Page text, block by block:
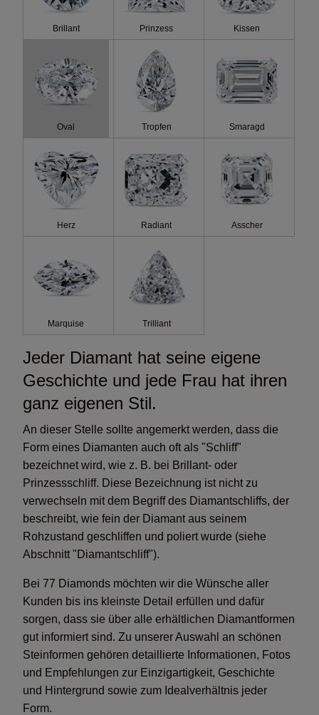
Kosten
Brillant Prinzess Kissen
Oval Tropfen Smaragd
Herz Radiant Asscher
Marquise Trilliant
Jeder Diamant hat seine eigene
Geschichte und jede Frau hat ihren
ganz eigenen Stil.
An dieser Stelle sollte angemerkt werden, dass die
Form eines Diamanten auch oft als "Schliff"
bezeichnet wird, wie z. B. bei Brillant- oder
Prinzessschliff. Diese Bezeichnung ist nicht zu
verwechseln mit dem Begriff des Diamantschliffs, der
beschreibt, wie fein der Diamant aus seinem
Rohzustand geschliffen und poliert wurde (siehe
Abschnitt "Diamantschliff").
Bei 77 Diamonds möchten wir die Wünsche aller
Kunden bis ins kleinste Detail erfüllen und dafür
sorgen, dass sie über alle erhältlichen Diamantformen
gut informiert sind. Zu unserer Auswahl an schönen
Steinformen gehören detaillierte Informationen, Fotos
und Empfehlungen zur Einzigartigkeit, Geschichte
und Hintergrund sowie zum Idealverhältnis jeder
Form.